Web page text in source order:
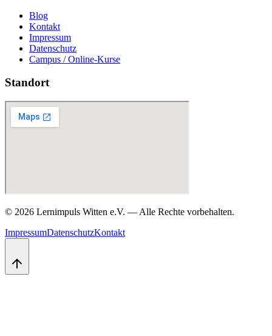
Blog
Kontakt
Impressum
Datenschutz
Campus / Online-Kurse
Standort
© 2026 Lernimpuls Witten e.V. — Alle Rechte vorbehalten.
ImpressumDatenschutzKontakt